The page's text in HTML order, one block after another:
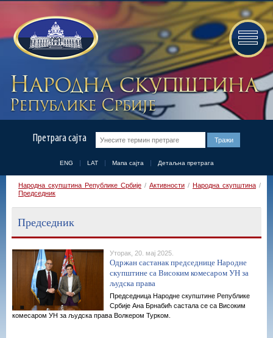
Претрага сајта
ENG LAT Мапа сајта Детаљна претрага
Народна скупштина Републике Србије / Активности / Народна скупштина /
Председник
Председник
Уторак, 20. мај 2025.
Одржан састанак председнице Народне
скупштине са Високим комесаром УН за
људска права
Председница Народне скупштине Републике
Србије Ана Брнабић састала се са Високим
комесаром УН за људска права Волкером Турком.